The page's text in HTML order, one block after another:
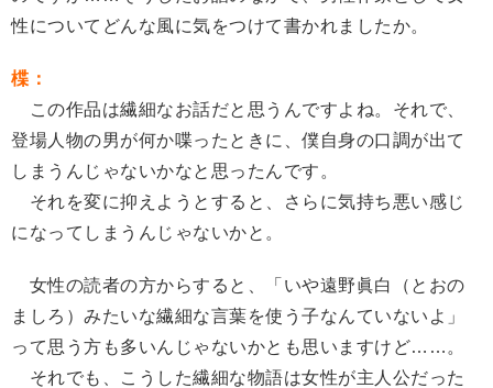
性についてどんな風に気をつけて書かれましたか。
楪：
この作品は繊細なお話だと思うんですよね。それで、
登場人物の男が何か喋ったときに、僕自身の口調が出て
しまうんじゃないかなと思ったんです。
それを変に抑えようとすると、さらに気持ち悪い感じ
になってしまうんじゃないかと。
女性の読者の方からすると、「いや遠野眞白（とおの
ましろ）みたいな繊細な言葉を使う子なんていないよ」
って思う方も多いんじゃないかとも思いますけど……。
それでも、こうした繊細な物語は女性が主人公だった